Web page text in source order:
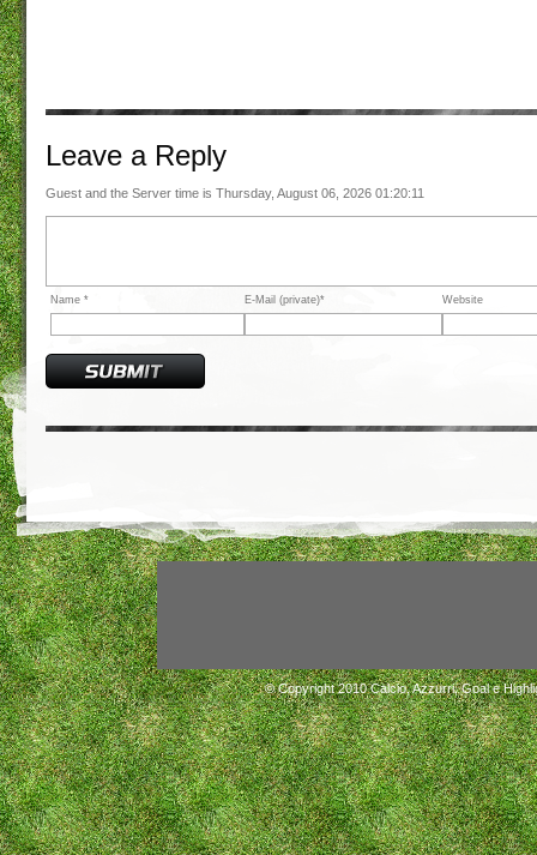
Leave a Reply
Guest and the Server time is Thursday, August 06, 2026 01:20:11
Name * E-Mail (private)* Website
© Copyright 2010Calcio, Azzurri, Goal e